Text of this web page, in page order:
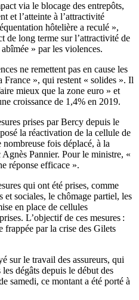
via le blocage des entrepôts,
et l’atteinte à l’attractivité
hôtelière a reculé »,
de long terme sur l’attractivité de
» par les violences.
ne remettent pas en cause les
France », qui restent « solides ». Il
mieux que la zone euro » et
croissance de 1,4% en 2019.
prises par Bercy depuis le
la réactivation de la cellule de
fois déplacé, à la
Pannier. Pour le ministre, «
réponse efficace ».
qui ont été prises, comme
et sociales, le chômage partiel, les
en place de cellules
L’objectif de ces mesures :
frappée par la crise des Gilets
sur le travail des assureurs, qui
dégâts depuis le début des
samedi, ce montant a été porté à